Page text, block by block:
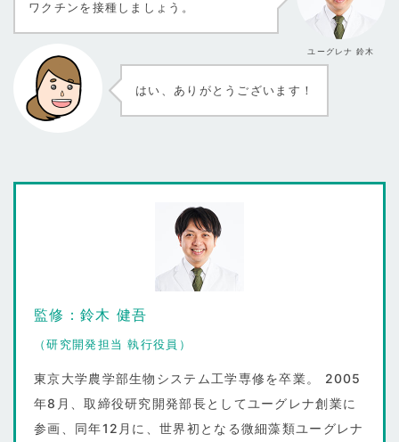
ユーグレナ 鈴木
ワクチンを接種しましょう。
はい、ありがとうございます！
監修：鈴木 健吾
（研究開発担当 執行役員）
東京大学農学部生物システム工学専修を卒業。 2005
年8月、取締役研究開発部長としてユーグレナ創業に
参画、同年12月に、世界初となる微細藻類ユーグレナ